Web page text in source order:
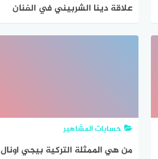
علاقة دينا الشربيني في الفنان
حسابات المشاهير
من هي الممثلة التركية بيجي اونال